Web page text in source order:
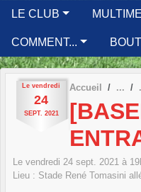
LE CLUB
COMMENT...
Le vendredi
24
SEPT. 2021
Accueil
Le vendredi 24 sept. 2021 à
Lieu : Stade René Tomasini